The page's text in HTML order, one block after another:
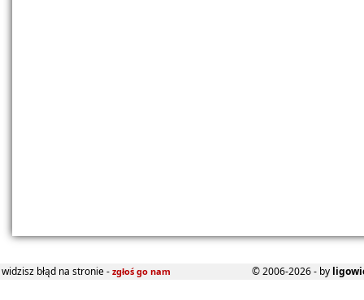
widzisz błąd na stronie - zgłoś go nam © 2006-2026 - by